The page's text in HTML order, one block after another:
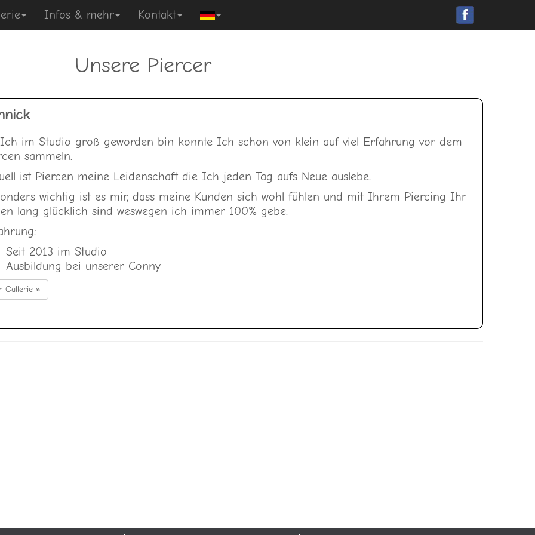
Infos & mehr Kontakt
Unsere Piercer
im Studio groß geworden bin konnte Ich schon von klein auf viel Erfahrung vor dem
sammeln.
ist Piercen meine Leidenschaft die Ich jeden Tag aufs Neue auslebe.
wichtig ist es mir, dass meine Kunden sich wohl fühlen und mit Ihrem Piercing Ihr
lang glücklich sind weswegen ich immer 100% gebe.
Seit 2013 im Studio
Ausbildung bei unserer Conny
Gallerie »